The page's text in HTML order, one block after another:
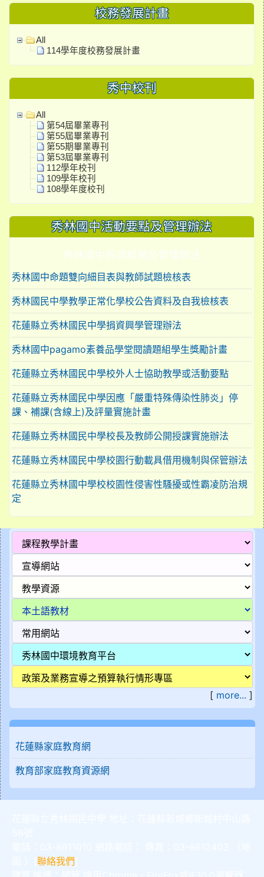
校務發展計畫
All
114學年度校務發展計畫
秀中校刊
All
第54屆畢業專刊
第55屆畢業專刊
第55期畢業專刊
第53屆畢業專刊
112學年校刊
109學年校刊
108學年度校刊
秀林國中活動要點及管理辦法
秀林國中各項組織及管理辦法
秀林國中命題雙向細目表與教師試題檢核表
秀林國民中學教學正常化學校公告資料及自我檢核表
花蓮縣立秀林國民中學捐資興學管理辦法
秀林國中pagamo素養品學堂閱讀題組學生獎勵計畫
花蓮縣立秀林國民中學校外人士協助教學或活動要點
花蓮縣立秀林國民中學因應「嚴重特殊傳染性肺炎」停
課、補課(含線上)及評量實施計畫
花蓮縣立秀林國民中學校長及教師公開授課實施辦法
花蓮縣立秀林國民中學校園行動載具借用機制與保管辦法
花蓮縣立秀林國中學校校園性侵害性騷擾或性霸凌防治規
定
[ more... ]
花蓮縣家庭教育網
教育部家庭教育資源網
聯絡我們